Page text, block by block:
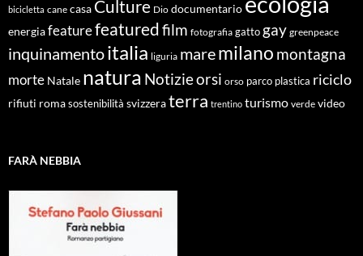
bicicletta cane casa Culture Dio documentario
energiafeaturefeaturedfilm fotografia gatto gay greenpeace
inquinamentoitalia liguria maremilano montagna
morte Natale natura Notizieorsi orso parco plastica riciclo
rifiuti roma sostenibilità svizzeraterra trentino turismo verde video
FARÀ NEBBIA